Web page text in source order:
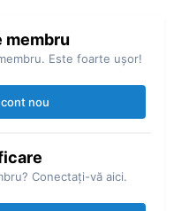
membru
Este foarte uşor!
nou
Conectaţi-vă aici.